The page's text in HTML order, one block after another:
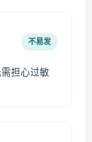
不易发
担心过敏